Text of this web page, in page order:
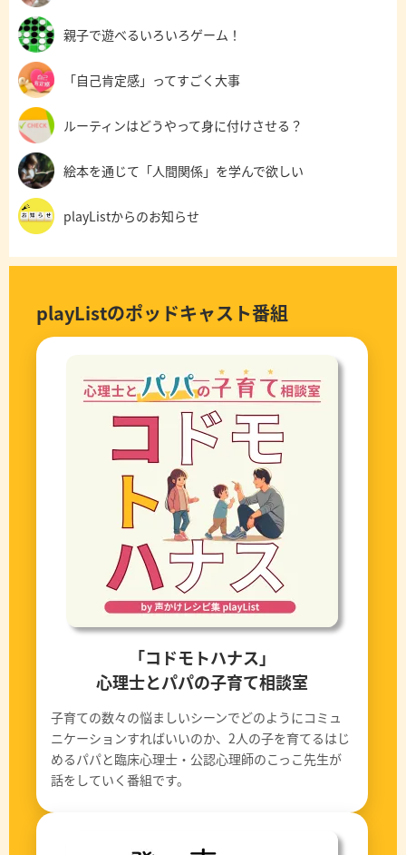
親子で遊べるいろいろゲーム！
「自己肯定感」ってすごく大事
ルーティンはどうやって身に付けさせる？
絵本を通じて「人間関係」を学んで欲しい
playListからのお知らせ
playListのポッドキャスト番組
「コドモトハナス」
心理士とパパの子育て相談室
子育ての数々の悩ましいシーンでどのようにコミュ
ニケーションすればいいのか、2人の子を育てるはじ
めるパパと臨床心理士・公認心理師のこっこ先生が
話をしていく番組です。